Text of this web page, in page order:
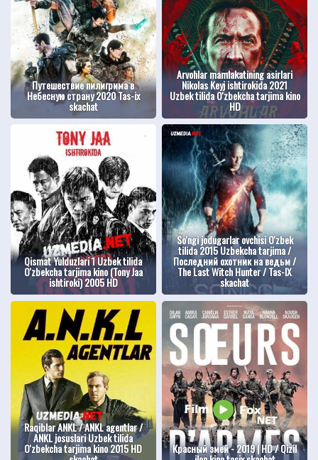
Путешествие пилигрима в
Небесную страну 2020 Tas-ix
skachat
Arvohlar mamlakatining asirlari
Nikolas Keyj ishtirokida 2021
Uzbek tilida O'zbekcha tarjima kino
HD
Qismat Yulduzlari 1 Uzbek tilida
O'zbekcha tarjima kino (Tony Jaa
ishtiroki) 2005 HD
So'ngi jodugarlar ovchisi O'zbek
tilida 2015 Uzbekcha tarjima /
Последний охотник на ведьм /
The Last Witch Hunter / Tas-IX
skachat
Raqiblar ANKL / ANKL agentlar /
ANKL josuslari Uzbek tilida
O'zbekcha tarjima kino 2015 HD Красный змей - 2019 | HD / Qizil